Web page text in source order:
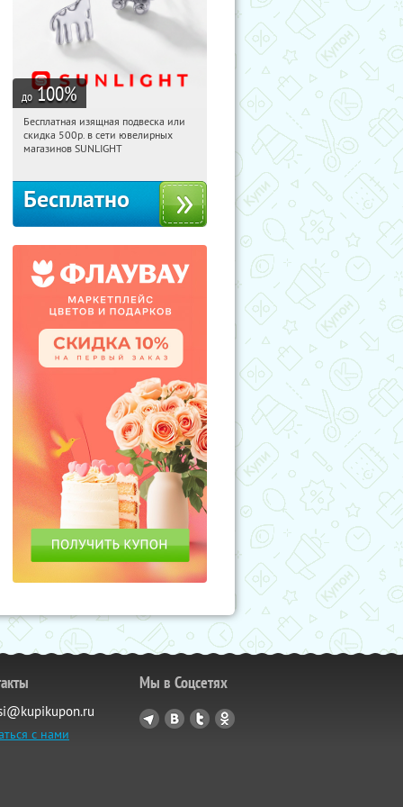
до 100%
18:10:01 Получили:
Россия
Бесплатная изящная подвеска или
скидка 500р. в сети ювелирных
магазинов SUNLIGHT
Бесплатно
с нами
Мы в Соцсетях